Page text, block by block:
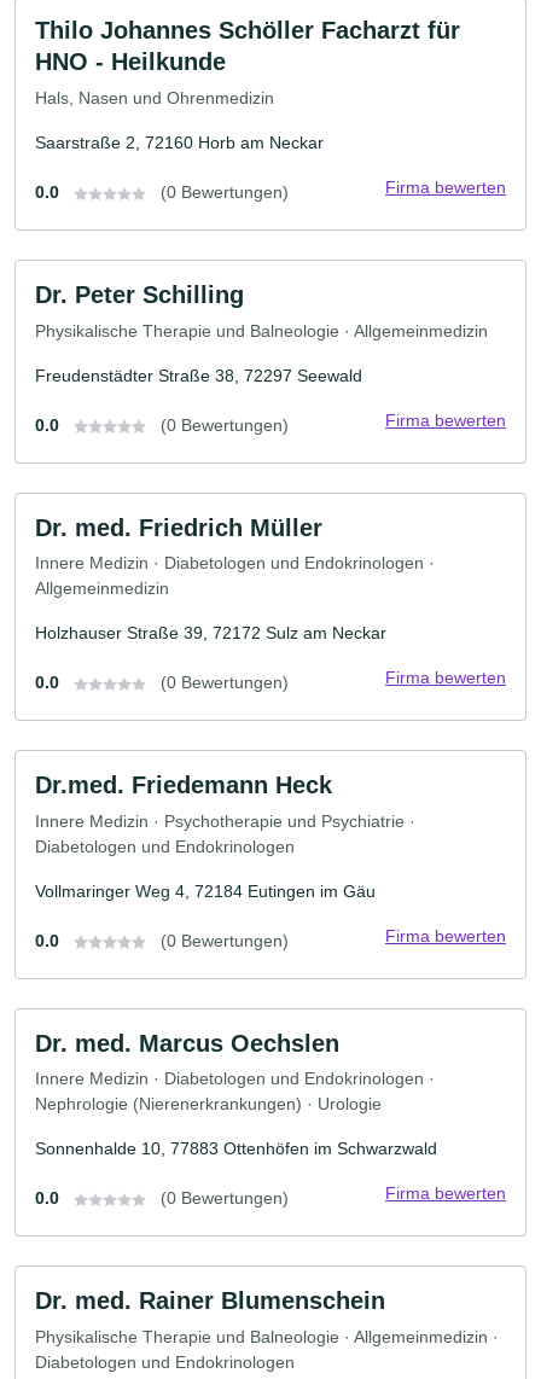
Thilo Johannes Schöller Facharzt für
HNO - Heilkunde
Hals, Nasen und Ohrenmedizin
Saarstraße 2, 72160 Horb am Neckar
0.0 (0 Bewertungen) Firma bewerten
Dr. Peter Schilling
Physikalische Therapie und Balneologie · Allgemeinmedizin
Freudenstädter Straße 38, 72297 Seewald
0.0 (0 Bewertungen) Firma bewerten
Dr. med. Friedrich Müller
Innere Medizin · Diabetologen und Endokrinologen ·
Allgemeinmedizin
Holzhauser Straße 39, 72172 Sulz am Neckar
0.0 (0 Bewertungen) Firma bewerten
Dr.med. Friedemann Heck
Innere Medizin · Psychotherapie und Psychiatrie ·
Diabetologen und Endokrinologen
Vollmaringer Weg 4, 72184 Eutingen im Gäu
0.0 (0 Bewertungen) Firma bewerten
Dr. med. Marcus Oechslen
Innere Medizin · Diabetologen und Endokrinologen ·
Nephrologie (Nierenerkrankungen) · Urologie
Sonnenhalde 10, 77883 Ottenhöfen im Schwarzwald
0.0 (0 Bewertungen) Firma bewerten
Dr. med. Rainer Blumenschein
Physikalische Therapie und Balneologie · Allgemeinmedizin ·
Diabetologen und Endokrinologen